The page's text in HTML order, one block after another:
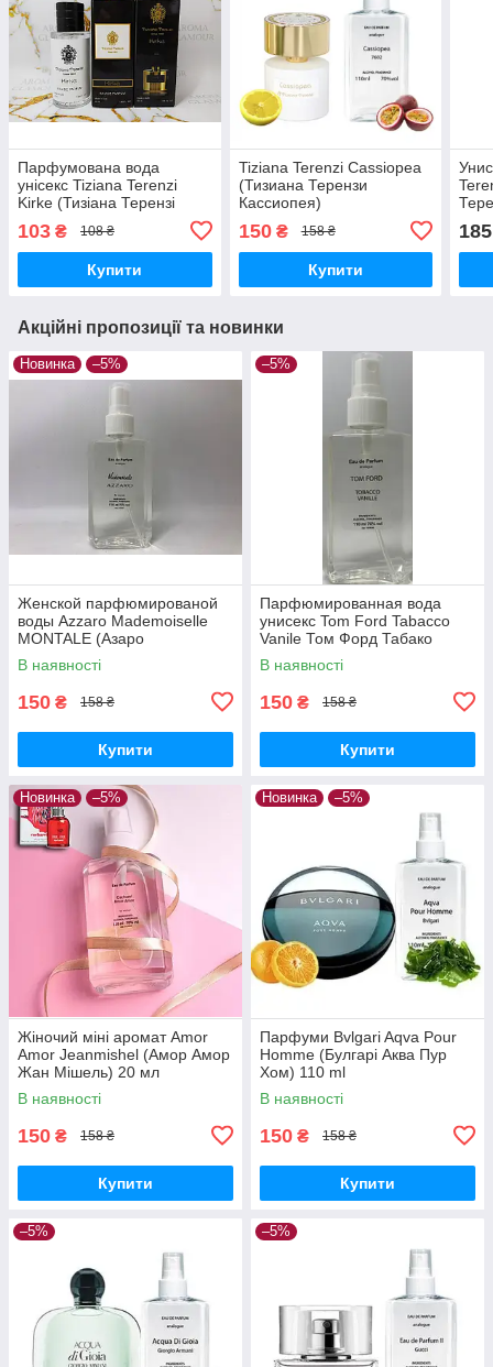
Парфумована вода
унісекс Tiziana Terenzi
Kirke (Тизіана Терензі
103 ₴ 108 ₴
Купити
Tiziana Terenzi Cassiopea
(Тизиана Терензи
Кассиопея)
Парфюмированная вода
110 ml
150₴ 158 ₴
Купити
185
Акційні пропозиції та новинки
Новинка –5%
Женской парфюмированой
воды Azzaro Mademoiselle
MONTALE (Азаро
Мадмуазель) 110 ml
В наявності
150 ₴ 158 ₴
Купити
–5%
Парфюмированная вода
унисекс Tom Ford Tabacco
Vanile Том Форд Табако
ваниль 110 ml
В наявності
150 ₴ 158 ₴
Купити
Новинка –5%
Жіночий міні аромат Amor
Amor Jeanmishel (Амор Амор
Жан Мішель) 20 мл
В наявності
150 ₴ 158 ₴
Купити
Новинка –5%
Парфуми Bvlgari Aqva Pour
Homme (Булгарі Аква Пур
Хом) 110 ml
В наявності
150 ₴ 158 ₴
Купити
–5% –5%